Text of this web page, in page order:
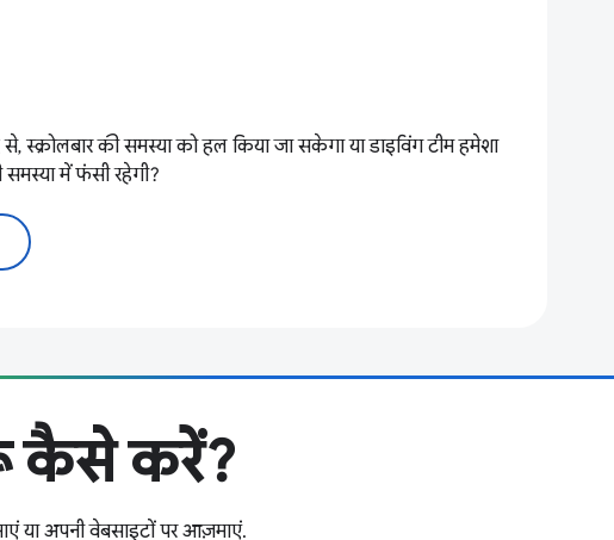
स्क्रोलबार की समस्या को हल किया जा सकेगा या डाइविंग टीम हमेशा
में फंसी रहेगी?
कैसे करें?
या अपनी वेबसाइटों पर आज़माएं.